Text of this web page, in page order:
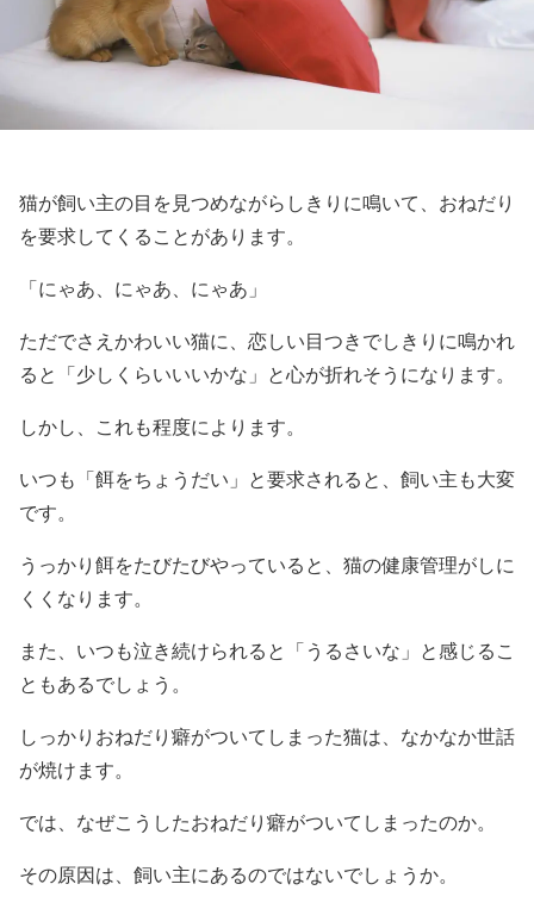
猫が飼い主の目を見つめながらしきりに鳴いて、おねだり
を要求してくることがあります。
「にゃあ、にゃあ、にゃあ」
ただでさえかわいい猫に、恋しい目つきでしきりに鳴かれ
ると「少しくらいいいかな」と心が折れそうになります。
しかし、これも程度によります。
いつも「餌をちょうだい」と要求されると、飼い主も大変
です。
うっかり餌をたびたびやっていると、猫の健康管理がしに
くくなります。
また、いつも泣き続けられると「うるさいな」と感じるこ
ともあるでしょう。
しっかりおねだり癖がついてしまった猫は、なかなか世話
が焼けます。
では、なぜこうしたおねだり癖がついてしまったのか。
その原因は、飼い主にあるのではないでしょうか。